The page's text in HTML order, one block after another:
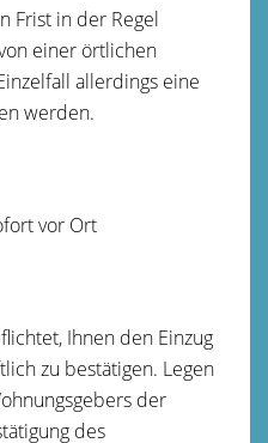
Frist in der Regel
einer örtlichen
allerdings eine
werden.
vor Ort
Ihnen den Einzug
zu bestätigen. Legen
der
des